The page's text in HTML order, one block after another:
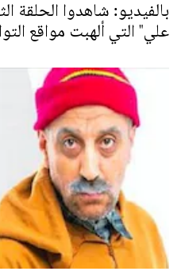
بالفيديو: شاهدوا الحلقة
علي" التي ألهبت مواقع